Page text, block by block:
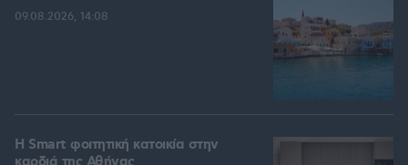
09.08.2026, 14:08
Η Smart φοιτητική κατοικία στην